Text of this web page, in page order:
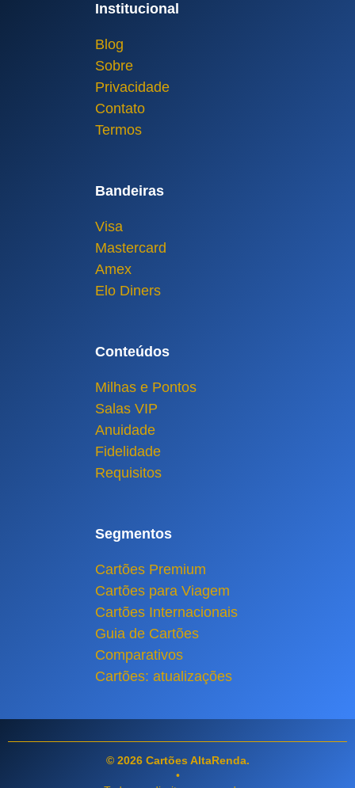
Institucional
Blog
Sobre
Privacidade
Contato
Termos
Bandeiras
Visa
Mastercard
Amex
Elo Diners
Conteúdos
Milhas e Pontos
Salas VIP
Anuidade
Fidelidade
Requisitos
Segmentos
Cartões Premium
Cartões para Viagem
Cartões Internacionais
Guia de Cartões
Comparativos
Cartões: atualizações
© 2026 Cartões AltaRenda.
•